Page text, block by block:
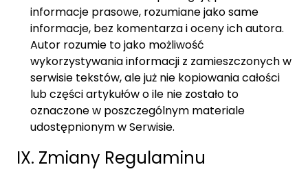
informacje prasowe, rozumiane jako same
informacje, bez komentarza i oceny ich autora.
Autor rozumie to jako możliwość
wykorzystywania informacji z zamieszczonych w
serwisie tekstów, ale już nie kopiowania całości
lub części artykułów o ile nie zostało to
oznaczone w poszczególnym materiale
udostępnionym w Serwisie.
IX. Zmiany Regulaminu